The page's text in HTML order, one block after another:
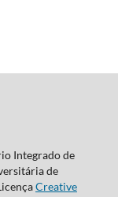
Integrado de
de
Creative